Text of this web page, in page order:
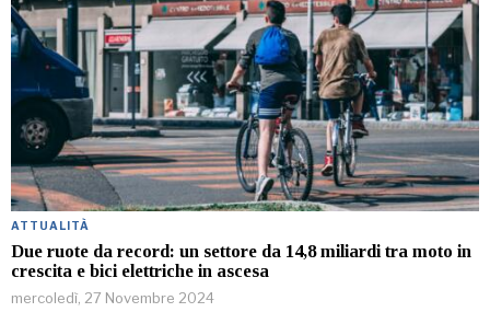
ATTUALITÀ
Due ruote da record: un settore da 14,8 miliardi tra moto in
crescita e bici elettriche in ascesa
mercoledì, 27 Novembre 2024